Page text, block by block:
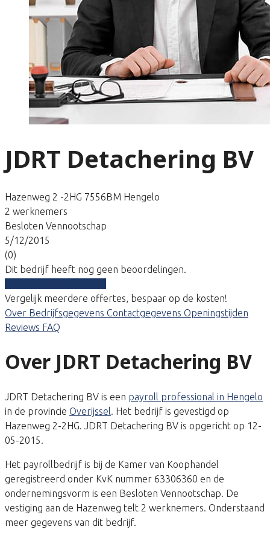
JDRT Detachering BV
Hazenweg 2 -2HG 7556BM Hengelo
2 werknemers
Besloten Vennootschap
5/12/2015
(0)
Dit bedrijf heeft nog geen beoordelingen.
Vergelijk meerdere offertes, bespaar op de kosten!
Over Bedrijfsgegevens Contactgegevens Openingstijden
Reviews FAQ
Over JDRT Detachering BV
JDRT Detachering BV is een payroll professional in Hengelo
in de provincie Overijssel. Het bedrijf is gevestigd op
Hazenweg 2-2HG. JDRT Detachering BV is opgericht op 12-
05-2015.
Het payrollbedrijf is bij de Kamer van Koophandel
geregistreerd onder KvK nummer 63306360 en de
ondernemingsvorm is een Besloten Vennootschap. De
vestiging aan de Hazenweg telt 2 werknemers. Onderstaand
meer gegevens van dit bedrijf.